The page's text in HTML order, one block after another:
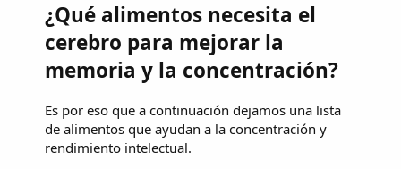
¿Qué alimentos necesita el
cerebro para mejorar la
memoria y la concentración?
Es por eso que a continuación dejamos una lista
de alimentos que ayudan a la concentración y
rendimiento intelectual.